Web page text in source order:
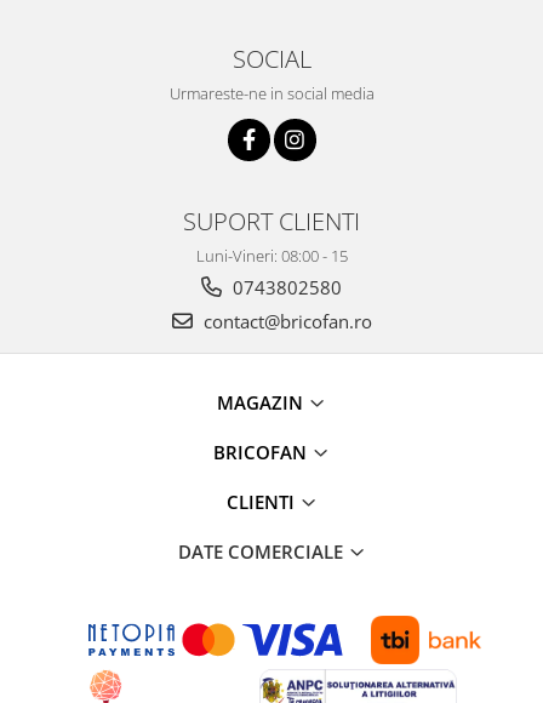
Corturi, Prelate si plase de
Zdrobitoare electrice & manuale
Zdrobitoare manuale
Masini de cusut si accesorii
Suflante si aspiratoare exterior
Masini de maturat manuale
Masini batut stalpi
SOCIAL
Urmareste-ne in social media
SUPORT CLIENTI
Luni-Vineri: 08:00 - 15
0743802580
contact@bricofan.ro
MAGAZIN
BRICOFAN
CLIENTI
DATE COMERCIALE